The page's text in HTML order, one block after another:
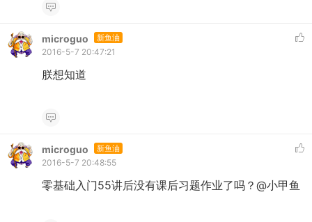
microguo 新鱼油
2016-5-7 20:47:21
朕想知道
microguo 新鱼油
2016-5-7 20:48:55
零基础入门55讲后没有课后习题作业了吗？@小甲鱼